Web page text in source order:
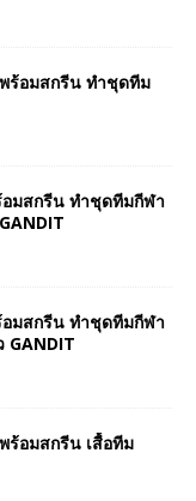
ร้อมสกรีน ทำชุดทีม
มสกรีน ทำชุดทีมกีฬา
มสกรีน ทำชุดทีมกีฬา
GANDIT
ร้อมสกรีน เสื้อทีม